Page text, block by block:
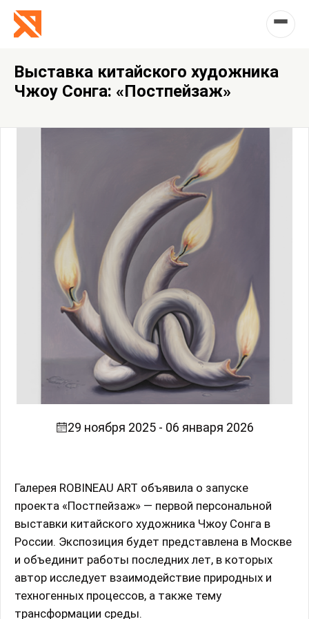
Выставка китайского художника
Чжоу Сонга: «Постпейзаж»
29 ноября 2025 - 06 января 2026
Галерея ROBINEAU ART объявила о запуске
проекта «Постпейзаж» — первой персональной
выставки китайского художника Чжоу Сонга в
России. Экспозиция будет представлена в Москве
и объединит работы последних лет, в которых
автор исследует взаимодействие природных и
техногенных процессов, а также тему
трансформации среды.